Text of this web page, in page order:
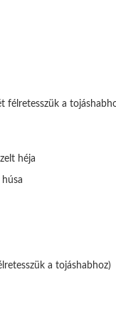
félretesszük a
héja
a tojáshabhoz)